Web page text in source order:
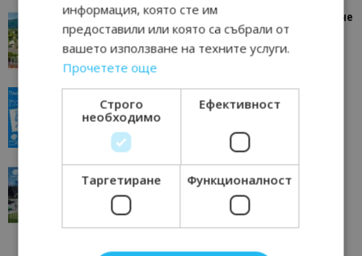
“Пощенска картичка от…”: Петрич – Изживяване
отвъд очакваното
Петрич 11/07/2026 11:22
всички времена
Пловдив 23/06/2026 10:00
традициите, културата и вдъхновяващите...
Перник
информация, която сте им
предоставили или която са събрали от
вашето използване на техните услуги.
Прочетете още
Строго
необходимо
Ефективност
Таргетиране Функционалност